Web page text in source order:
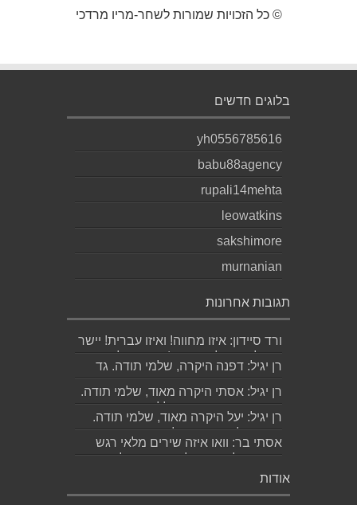
© כל הזכויות שמורות לשחר-מריו מרדכי
בלוגים חדשים
yh0556785616
babu88agency
rupali14mehta
leowatkins
sakshimore
murnanian
תגובות אחרונות
ורד סיידון: איזו מחווה! ואיזו עברית! יישר
כוח לכותב ולאהובתו :) שבת שלום...
רן יגיל: דפנה היקרה, שלמי תודה. גד
הוא אכן משורר איכותי ביותר. אמסור...
רן יגיל: אסתי היקרה מאוד, שלמי תודה.
ניכר כי השירים דיברו לליבך. אמסו...
רן יגיל: יעל היקרה מאוד, שלמי תודה.
אמסור לגד. שבת שלום. רן...
אסתי בר: וואו איזה שירים מלאי רגש
ותשוקה לאהובה ולאהבה הגדולה
ה,בלתי...
אודות